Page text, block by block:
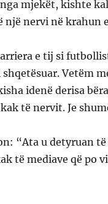
mjekët, kishte
një nervi në krahun
e tij si
Vetëm
idenë derisa
të nervit. Je
“Ata u detyruan
të mediave që po